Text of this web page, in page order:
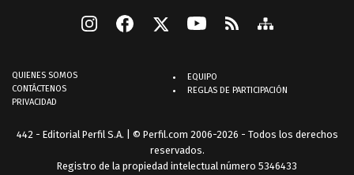
QUIENES SOMOS
CONTÁCTENOS
PRIVACIDAD
EQUIPO
REGLAS DE PARTICIPACIÓN
442 - Editorial Perfil S.A. | © Perfil.com 2006-2026 - Todos los derechos
reservados.
Registro de la propiedad intelectual número 5346433